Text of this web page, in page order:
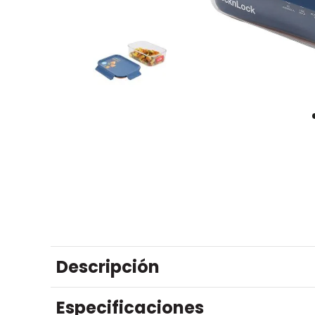
Descripción
Especificaciones